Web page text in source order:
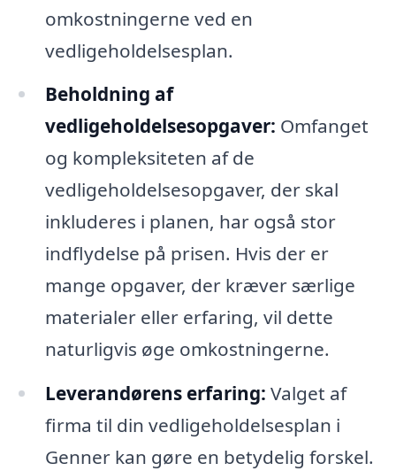
omkostningerne ved en
vedligeholdelsesplan.
Beholdning af
vedligeholdelsesopgaver: Omfanget
og kompleksiteten af de
vedligeholdelsesopgaver, der skal
inkluderes i planen, har også stor
indflydelse på prisen. Hvis der er
mange opgaver, der kræver særlige
materialer eller erfaring, vil dette
naturligvis øge omkostningerne.
Leverandørens erfaring: Valget af
firma til din vedligeholdelsesplan i
Genner kan gøre en betydelig forskel.